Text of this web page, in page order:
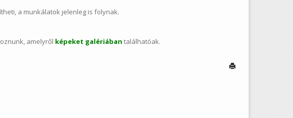
a munkálatok jelenleg is folynak.
amelyről képeket galériában találhatóak.